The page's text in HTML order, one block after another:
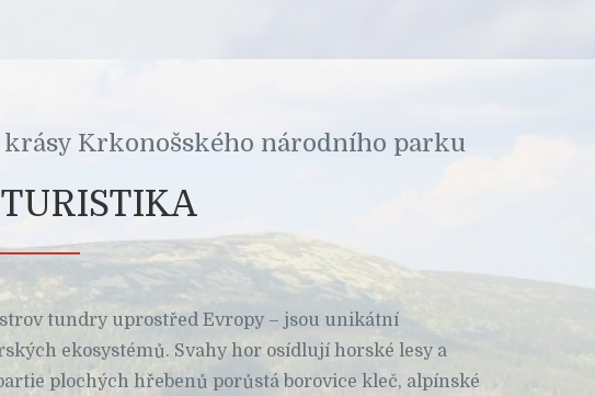
krásy Krkonošského národního parku
tundry uprostřed Evropy – jsou unikátní
ekosystémů. Svahy hor osídlují horské lesy a
plochých hřebenů porůstá borovice kleč, alpínské